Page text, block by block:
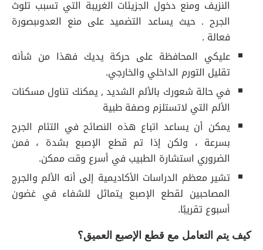
النزيف ومنع دخول الجزيئات الغريبة التي تسبب تلوث
الجرح . حيث يساعد التضميد على منع العدوىبصورة
فعالة .
عليكي المحافظة على حركة يديك فهذا من شأنه
تقليل التورم الداخلي والخارجي.
في حالة شعورك بالألم الشديد , يمكنك تناول مسكنات
الألم التي لاتستلزم وصفة طبية
يمكن أن يساعد اتباع هذه النصائح في التئام الجرح
بسرعة ، ولكن إذا تم قطع الإصبع بشدة ، فمن
الضروري استشارة الطبيب في أسرع وقت ممكن.
تشير معظم الدراسات الأكاديمية إلى أنه الألم والجرج
المصاحبين لقطع الإصبع يتماثل للشفاء في غضون
أسبوع تقريبًا.
كيف يتم التعامل مع قطع الإصبع العميق؟